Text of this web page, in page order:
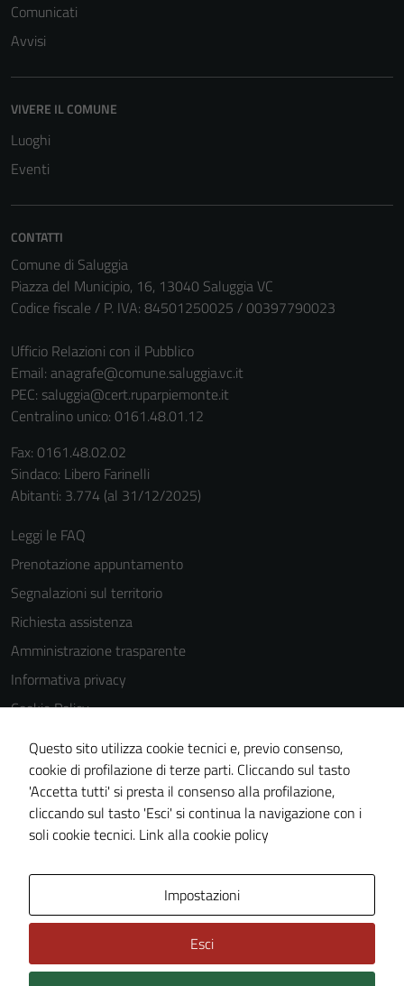
Comunicati
Avvisi
VIVERE IL COMUNE
Luoghi
Eventi
CONTATTI
Comune di Saluggia
Piazza del Municipio, 16, 13040 Saluggia VC
Codice fiscale / P. IVA: 84501250025 / 00397790023
Ufficio Relazioni con il Pubblico
Email: anagrafe@comune.saluggia.vc.it
PEC: saluggia@cert.ruparpiemonte.it
Centralino unico: 0161.48.01.12
Fax: 0161.48.02.02
Sindaco: Libero Farinelli
Abitanti: 3.774 (al 31/12/2025)
Leggi le FAQ
Prenotazione appuntamento
Segnalazioni sul territorio
Richiesta assistenza
Amministrazione trasparente
Informativa privacy
Cookie Policy
Note legali
Dichiarazione di accessibilità
Piano di miglioramento del sito
Statistiche sito web
Questo sito utilizza cookie tecnici e, previo consenso,
cookie di profilazione di terze parti. Cliccando sul tasto
'Accetta tutti' si presta il consenso alla profilazione,
cliccando sul tasto 'Esci' si continua la navigazione con i
soli cookie tecnici. Link alla cookie policy
Impostazioni
Esci
personali.